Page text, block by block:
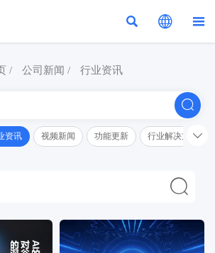
  
/ 公司新闻 / 行业资讯

资讯 视频新闻 功能更新 行业解决方案解读

